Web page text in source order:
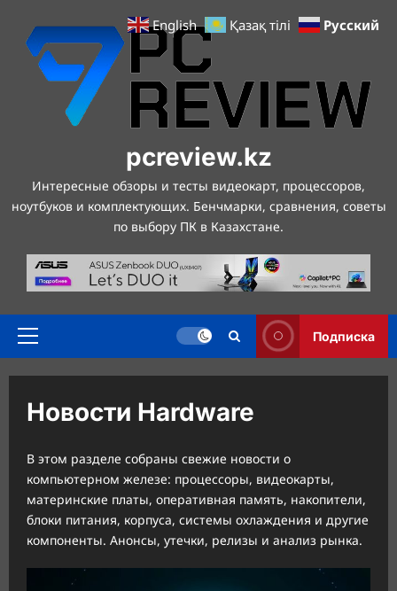
содержимому
pcreview.kz
Интересные обзоры и тесты видеокарт, процессоров,
ноутбуков и комплектующих. Бенчмарки, сравнения, советы
по выбору ПК в Казахстане.
Основное
Подписка
Новости Hardware
В этом разделе собраны свежие новости о
компьютерном железе: процессоры, видеокарты,
материнские платы, оперативная память, накопители,
блоки питания, корпуса, системы охлаждения и другие
компоненты. Анонсы, утечки, релизы и анализ рынка.
English Қазақ тілі Русский